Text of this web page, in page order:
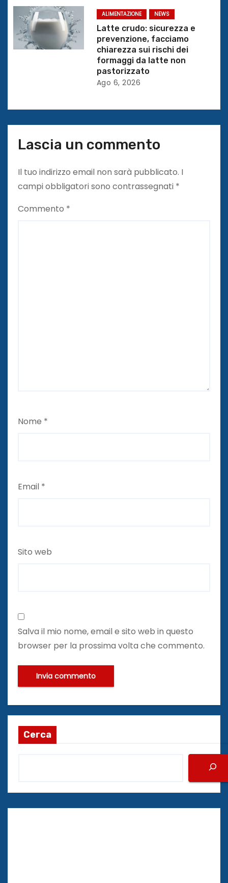
c
o
ALIMENTAZIONE NEWS
Latte crudo: sicurezza e
prevenzione, facciamo
chiarezza sui rischi dei
formaggi da latte non
pastorizzato
Ago 6, 2026
Lascia un commento
Il tuo indirizzo email non sarà pubblicato. I
campi obbligatori sono contrassegnati *
Commento *
Nome *
Email *
Sito web
Salva il mio nome, email e sito web in questo
browser per la prossima volta che commento.
Cerca